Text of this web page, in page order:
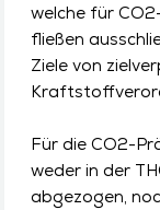
welche für
fließen
Ziele von
Für die CO2-
weder in der
abgezogen,